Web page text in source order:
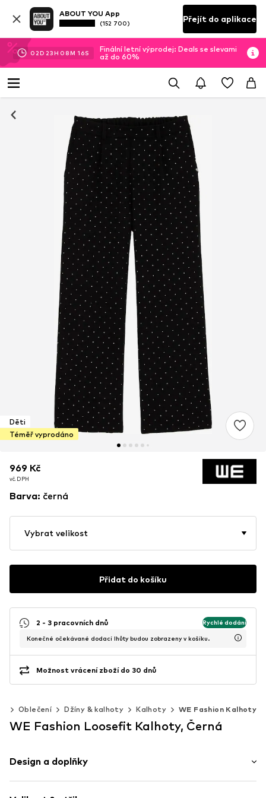
ABOUT YOU App
(152 700) Přejít do aplikace
02D 23H 08M 16S
Finální letní výprodej: Deals se slevami
až do 60%
Děti
Téměř vyprodáno
969 Kč
vč. DPH
969 Kč
vč. DPH
969 Kč
vč. DPH
Barva: černá
Vybrat velikost
Přidat do košíku
2 - 3 pracovních dnů Rychlé dodání
Konečné očekávané dodací lhůty budou zobrazeny v košíku.
Možnost vrácení zboží do 30 dnů
Oblečení Džíny & kalhoty Kalhoty WE Fashion Kalhoty
WE Fashion Loosefit Kalhoty, Černá
Design a doplňky